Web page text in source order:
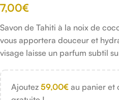
7,00€
Savon de Tahiti à la noix de
vous apportera douceur et
visage laisse un parfum subtil
Ajoutez 59,00€ au panier et